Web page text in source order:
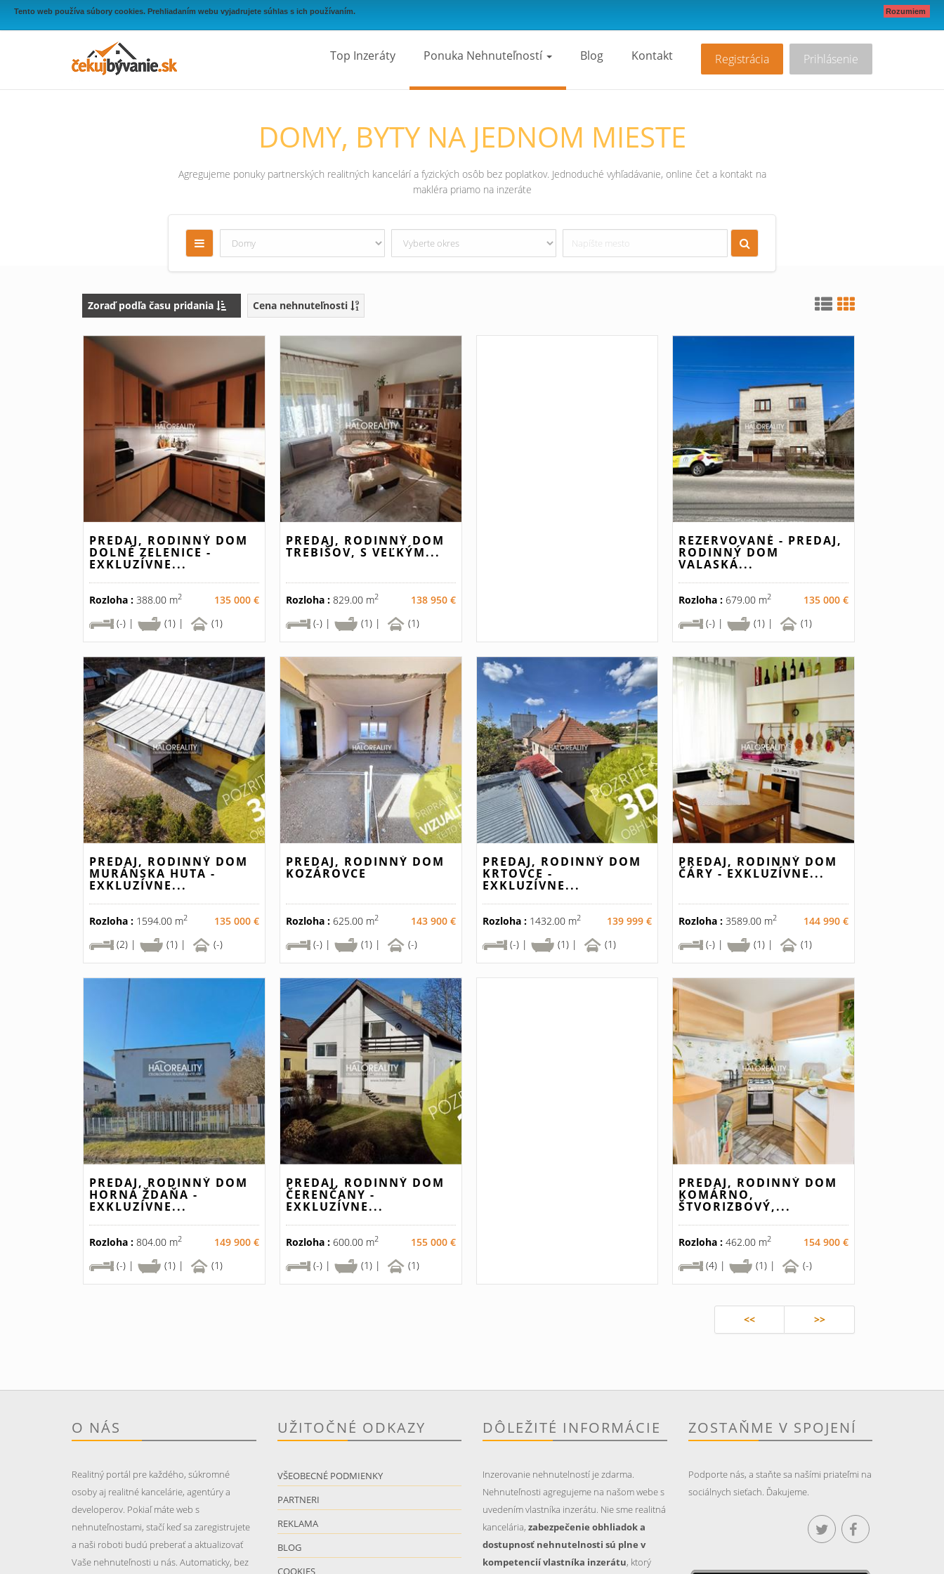
Tento web používa súbory cookies. Prehliadaním webu vyjadrujete súhlas s ich používaním. Rozumiem
Registrácia Prihlásenie
Top Inzeráty Ponuka Nehnuteľností Blog Kontakt
DOMY, BYTY NA JEDNOM MIESTE
Agregujeme ponuky partnerských realitných kancelárí a fyzických osôb bez poplatkov. Jednoduché vyhľadávanie, online čet a kontakt na
makléra priamo na inzeráte
Zoraď podľa času pridania Cena nehnuteľnosti
PREDAJ, RODINNÝ DOM
DOLNÉ ZELENICE -
EXKLUZÍVNE...
Rozloha : 388.00 m2
135 000 €
(-) |
(1) | (1)
PREDAJ, RODINNÝ DOM
TREBIŠOV, S VEĽKÝM...
Rozloha :829.00 m2
138 950 €
(-) |
(1) | (1)
REZERVOVANÉ - PREDAJ,
RODINNÝ DOM
VALASKÁ...
Rozloha : 679.00 m2
135 000 €
(-) |
(1) | (1)
PREDAJ, RODINNÝ DOM
MURÁNSKA HUTA -
EXKLUZÍVNE...
Rozloha : 1594.00 m2
135 000 €
(2) |
(1) | (-)
PREDAJ, RODINNÝ DOM
KOZÁROVCE
Rozloha :625.00 m2
143 900 €
(-) |
(1) | (-)
PREDAJ, RODINNÝ DOM
KRTOVCE -
EXKLUZÍVNE...
Rozloha :1432.00 m2
139 999 €
(-) |
(1) | (1)
PREDAJ, RODINNÝ DOM
ČÁRY - EXKLUZÍVNE...
Rozloha : 3589.00 m2
144 990 €
(-) |
(1) | (1)
PREDAJ, RODINNÝ DOM
HORNÁ ŽDAŇA -
EXKLUZÍVNE...
Rozloha : 804.00 m2
149 900 €
(-) |
(1) | (1)
PREDAJ, RODINNÝ DOM
ČERENČANY -
EXKLUZÍVNE...
Rozloha :600.00 m2
155 000 €
(-) |
(1) | (1)
PREDAJ, RODINNÝ DOM
KOMÁRNO,
ŠTVORIZBOVÝ,...
Rozloha : 462.00 m2
154 900 €
(4) |
(1) | (-)
<< >>
O NÁS
Realitný portál pre každého, súkromné
osoby aj realitné kancelárie, agentúry a
developerov. Pokiaľ máte web s
nehnuteľnostami, stačí keď sa zaregistrujete
a naši roboti budú preberať a aktualizovať
Vaše nehnuteľnosti u nás. Automaticky, bez
UŽITOČNÉ ODKAZY
VŠEOBECNÉ PODMIENKY
PARTNERI
REKLAMA
BLOG
COOKIES
DÔLEŽITÉ INFORMÁCIE
Inzerovanie nehnutelností je zdarma.
Nehnuteľnosti agregujeme na našom webe s
uvedením vlastníka inzerátu. Nie sme realitná
kancelária, zabezpečenie obhliadok a
dostupnosť nehnutelnosti sú plne v
kompetencií vlastníka inzerátu, ktorý
ZOSTAŇME V SPOJENÍ
Podporte nás, a staňte sa našími priateľmi na
sociálnych sieťach. Ďakujeme.